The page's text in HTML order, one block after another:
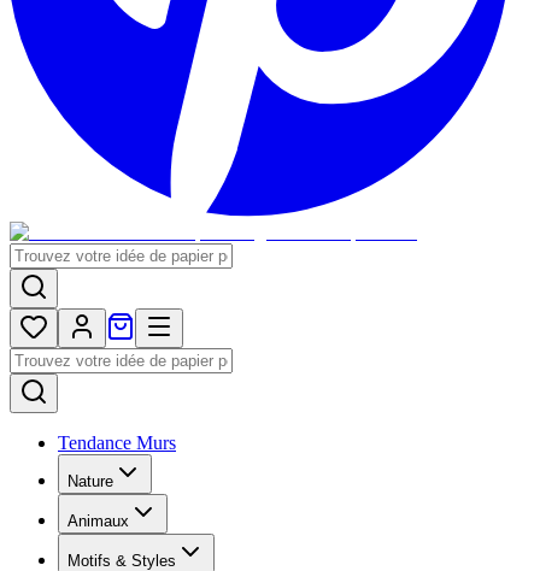
Tendance Murs
Nature
Animaux
Motifs & Styles